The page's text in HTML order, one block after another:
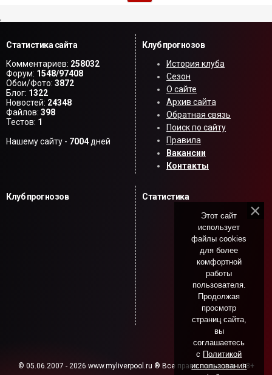
,
Статистика сайта
Комментариев: 258032
Форум: 1548/97408
Обои/Фото: 3872
Блог: 1322
Новостей: 24348
Файлов: 398
Тестов: 1
Нашему сайту - 7004 дней
Клуб прогнозов
История клуба
Сезон
О сайте
Архив сайта
Обратная связь
Поиск по сайту
Правила
Вакансии
Контакты
Клуб прогнозов Статистика
© 05.06.2007 - 2026 www.myliverpool.ru ® Все права защищены. 18+
Этот сайт
использует
файлы cookies
для более
комфортной
работы
пользователя.
Продолжая
просмотр
страниц сайта,
вы
соглашаетесь
с Политикой
использования